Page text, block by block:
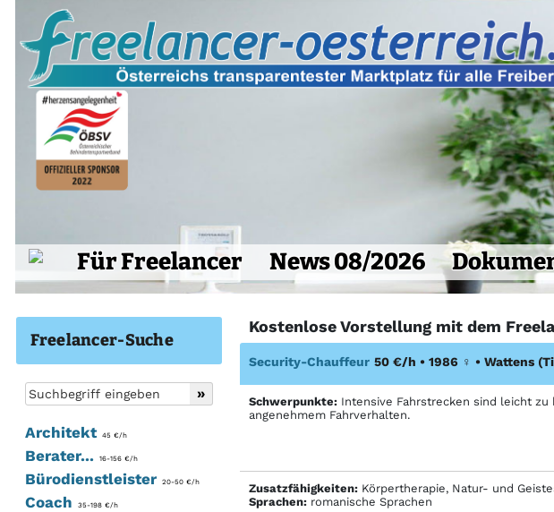
Für Freelancer News 08/2026
Freelancer-Suche
Architekt45 €/h
Berater...16-156 €/h
Bürodienstleister 20-50 €/h
Coach 35-198 €/h
Kostenlose Vorstellung mit dem
Security-Chauffeur 50 €/h • 1986 ♀ • Wattens
Schwerpunkte:Intensive Fahrstrecken sind leicht zu
angenehmem Fahrverhalten.
Zusatzfähigkeiten:Körpertherapie, Natur- und
Sprachen:romanische Sprachen